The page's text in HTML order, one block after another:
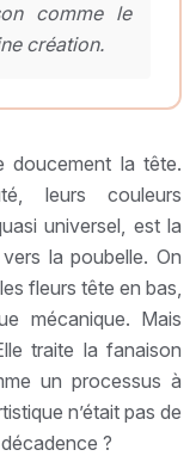
comme le
création.
doucement la tête.
leurs couleurs
universel, est la
la poubelle. On
fleurs tête en bas,
mécanique. Mais
traite la fanaison
un processus à
n’était pas de
?